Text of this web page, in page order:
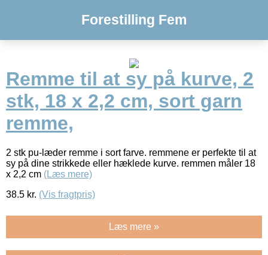
Forestilling Fem
Remme til at sy på kurve, 2
stk, 18 x 2,2 cm, sort garn
remme,
2 stk pu-læder remme i sort farve. remmene er perfekte til at
sy på dine strikkede eller hæklede kurve. remmen måler 18
x 2,2 cm (Læs mere)
38.5 kr. (Vis fragtpris)
Læs mere »